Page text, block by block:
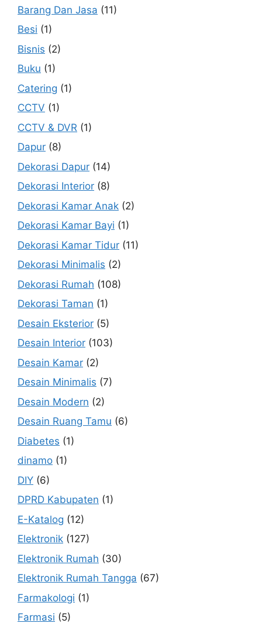
Barang Dan Jasa (11)
Besi (1)
Bisnis (2)
Buku (1)
Catering (1)
CCTV (1)
CCTV & DVR (1)
Dapur (8)
Dekorasi Dapur (14)
Dekorasi Interior (8)
Dekorasi Kamar Anak (2)
Dekorasi Kamar Bayi (1)
Dekorasi Kamar Tidur (11)
Dekorasi Minimalis (2)
Dekorasi Rumah (108)
Dekorasi Taman (1)
Desain Eksterior (5)
Desain Interior (103)
Desain Kamar (2)
Desain Minimalis (7)
Desain Modern (2)
Desain Ruang Tamu (6)
Diabetes (1)
dinamo (1)
DIY (6)
DPRD Kabupaten (1)
E-Katalog (12)
Elektronik (127)
Elektronik Rumah (30)
Elektronik Rumah Tangga (67)
Farmakologi (1)
Farmasi (5)